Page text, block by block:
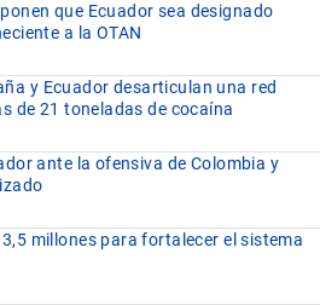
que Ecuador sea designado
a la OTAN
y Ecuador desarticulan una red
de 21 toneladas de cocaína
ante la ofensiva de Colombia y
millones para fortalecer el sistema